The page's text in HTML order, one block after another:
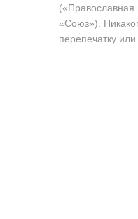
(«Православная
«Союз»).
перепечатку